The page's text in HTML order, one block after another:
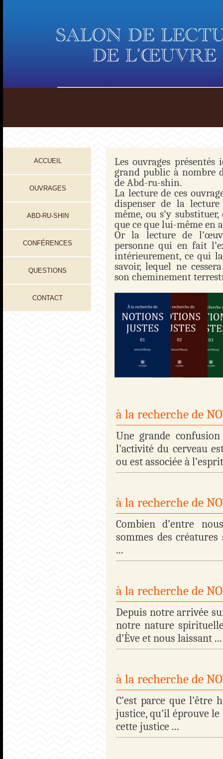
ACCUEIL
OUVRAGES
ABD-RU-SHIN
CONFÉRENCES
QUESTIONS
CONTACT
Les ouvrages
grand public à nombre
de Abd-ru-shin.
La lecture de ces
dispenser de la
même, ou s’y
que ce que lui-même en
Or la lecture de
personne qui en fait
intérieurement, ce qui
savoir, lequel ne
son cheminement
à la recherche de
Une grande
l’activité du cerveau
ou est associée à
à la recherche de
Combien d’entre
sommes des
...
à la recherche de
Depuis notre arrivée
notre nature
d’Ève et nous laissant ...
à la recherche de
C’est parce que
justice, qu’il éprouve
cette justice ...